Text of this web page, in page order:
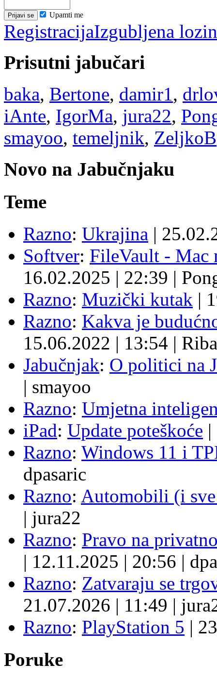
Upamti me
RegistracijaIzgubljena
Prisutni jabučari
baka, Bertone, damir1,
iAnte, IgorMa, jura22,
smayoo, temeljnik, ZeljkoB
Novo na Jabučnjaku
Teme
Razno: Ukrajina |
Softver: FileVault - Mac
16.02.2025 | 22:39 |
Razno: Muzički kutak |
Razno: Kakva je
15.06.2022 | 13:54 | Riba
Jabučnjak: O politici na
| smayoo
Razno: Umjetna
iPad: Update poteškoće |
Razno: Windows 11 i
dpasaric
Razno: Automobili (i
| jura22
Razno: Pravo na
| 12.11.2025 | 20:56 |
Razno: Zatvaraju se
21.07.2026 | 11:49 |
Razno: PlayStation 5 |
Poruke